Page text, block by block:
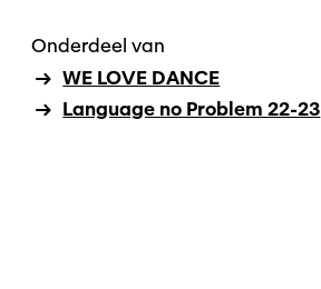
Onderdeel van
WE LOVE DANCE
Language no Problem 22-23